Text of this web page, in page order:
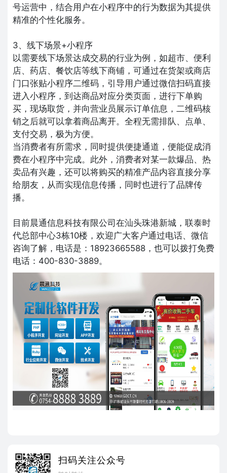
号运营中，结合用户在小程序中的行为数据为其提供
精准的个性化服务。
3、线下场景+小程序
以需要线下场景达成交易的行业为例，如超市、便利
店、药店、餐饮店等线下商铺，可通过在货架或商店
门口张贴小程序二维码，引导用户通过微信扫码直接
进入小程序，到达商品对应分类页面，进行下单购
买，现场取货，并向营业员展示订单信息，二维码核
销之后就可以拿着商品离开。全程无需排队、点单、
支付交易，极为方便。
当消费者有所需求，同时提供便捷通道，便能促成消
费在小程序中完成。此外，消费者对某一款爆品、热
卖品有兴趣，还可以将购买的精准产品内容直接分享
给朋友，从而实现信息传播，同时也进行了品牌传
播。
目前晨通信息科技有限公司在汕头珠港新城，联泰时
代总部中心3栋10楼，欢迎广大客户通过电话、微信
咨询了解，电话是：18923665588，也可以拨打免费
电话：400-830-3889。
扫码关注公众号